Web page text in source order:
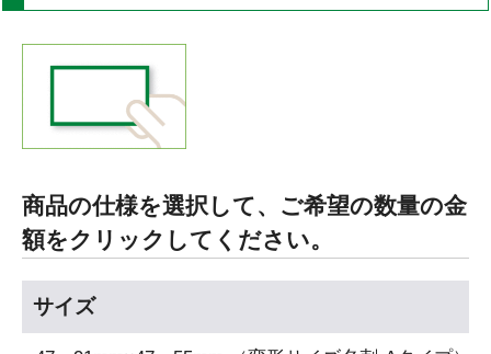
商品の仕様を選択して、ご希望の数量の金
額をクリックしてください。
サイズ